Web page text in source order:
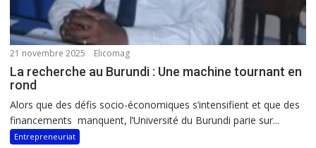
21 novembre 2025 Elicomag
La recherche au Burundi : Une machine tournant en
rond
Alors que des défis socio-économiques s’intensifient et que des
financements manquent, l’Université du Burundi parie sur...
Entrepreneuriat